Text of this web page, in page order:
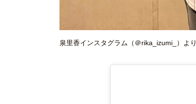
泉里香インスタグラム（＠rika_izumi_）より